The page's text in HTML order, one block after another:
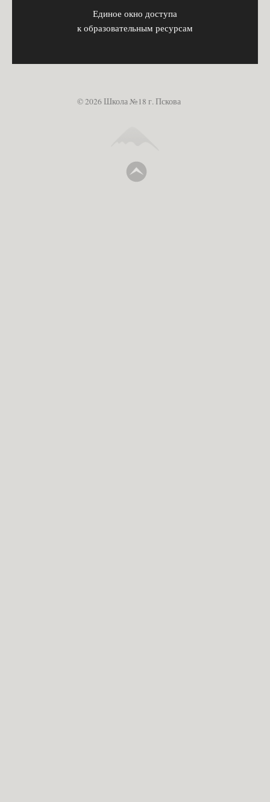
Единое окно доступа
к образовательным ресурсам
© 2026 Школа №18 г. Пскова